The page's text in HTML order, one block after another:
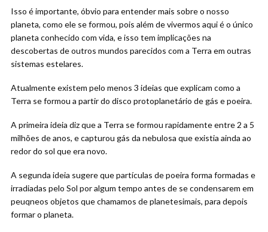
Isso é importante, óbvio para entender mais sobre o nosso
planeta, como ele se formou, pois além de vivermos aqui é o único
planeta conhecido com vida, e isso tem implicações na
descobertas de outros mundos parecidos com a Terra em outras
sistemas estelares.
Atualmente existem pelo menos 3 ideias que explicam como a
Terra se formou a partir do disco protoplanetário de gás e poeira.
A primeira ideia diz que a Terra se formou rapidamente entre 2 a 5
milhões de anos, e capturou gás da nebulosa que existia ainda ao
redor do sol que era novo.
A segunda ideia sugere que partículas de poeira forma formadas e
irradiadas pelo Sol por algum tempo antes de se condensarem em
peuqneos objetos que chamamos de planetesimais, para depois
formar o planeta.